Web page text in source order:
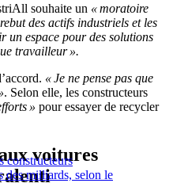
souhaite un « moratoire
des actifs industriels et les
un espace pour des solutions
travailleur ».
« Je ne pense pas que
. Selon elle, les constructeurs
» pour essayer de recycler
constructeurs
des milliards, selon le
voitures